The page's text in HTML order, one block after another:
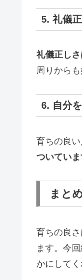
5. 礼儀
礼儀正し
周りから
6. 自分
育ちの良
ついてい
まと
育ちの良
ます。今
かにしてく